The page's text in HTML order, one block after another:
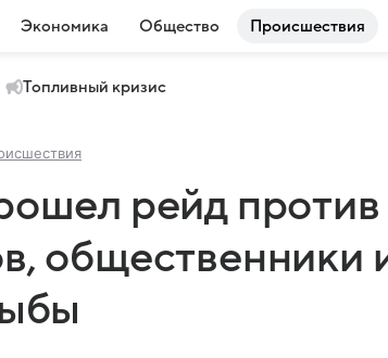
Экономика Общество Происшествия
Топливный кризис
рейд против
общественники